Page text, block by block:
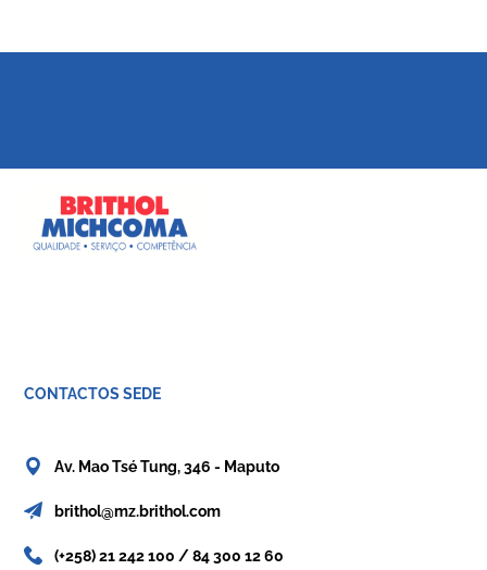
CONTACTOS SEDE
Av. Mao Tsé Tung, 346 - Maputo
brithol@mz.brithol.com
(+258) 21 242 100 / 84 300 12 60